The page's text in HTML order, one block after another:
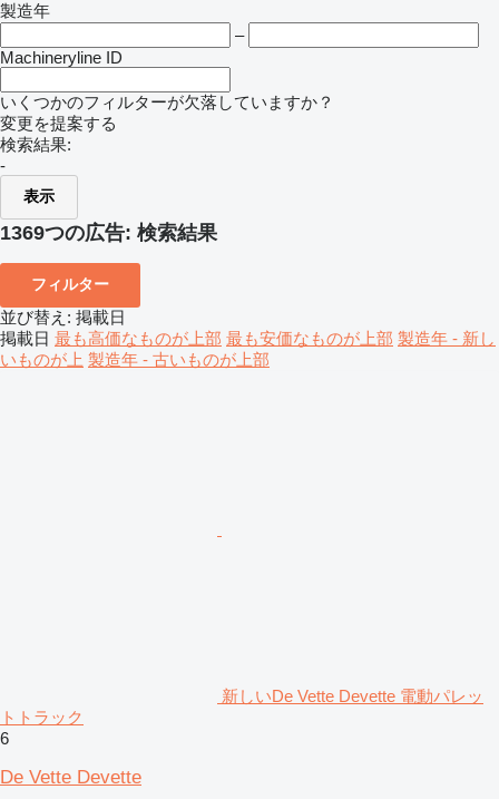
製造年
–
Machineryline ID
いくつかのフィルターが欠落していますか？
変更を提案する
検索結果:
-
表示
1369つの広告: 検索結果
フィルター
並び替え : 掲載日
掲載日 最も高価なものが上部 最も安価なものが上部 製造年 - 新し
いものが上 製造年 - 古いものが上部
新しいDe Vette Devette 電動パレッ
トトラック
6
De Vette Devette